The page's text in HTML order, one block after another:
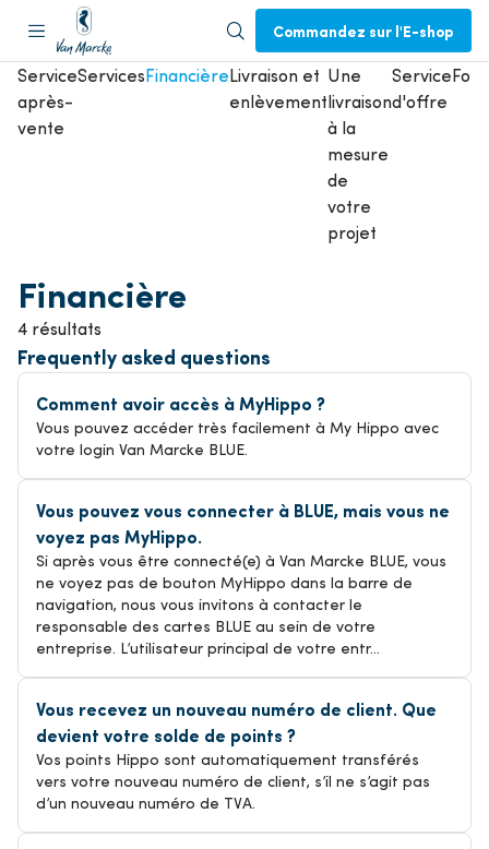
Commandez sur l'E-shop
Service
après-
vente
ServicesFinancièreLivraison et
enlèvement
Une
livraison
à la
mesure
de
votre
projet
Service
d'offre
Financière
4 résultats
Frequently asked questions
Comment avoir accès à MyHippo ?
Vous pouvez accéder très facilement à My Hippo avec
votre login Van Marcke BLUE.
Vous pouvez vous connecter à BLUE, mais vous ne
voyez pas MyHippo.
Si après vous être connecté(e) à Van Marcke BLUE, vous
ne voyez pas de bouton MyHippo dans la barre de
navigation, nous vous invitons à contacter le
responsable des cartes BLUE au sein de votre
entreprise. L’utilisateur principal de votre entr...
Vous recevez un nouveau numéro de client. Que
devient votre solde de points ?
Vos points Hippo sont automatiquement transférés
vers votre nouveau numéro de client, s’il ne s’agit pas
d’un nouveau numéro de TVA.